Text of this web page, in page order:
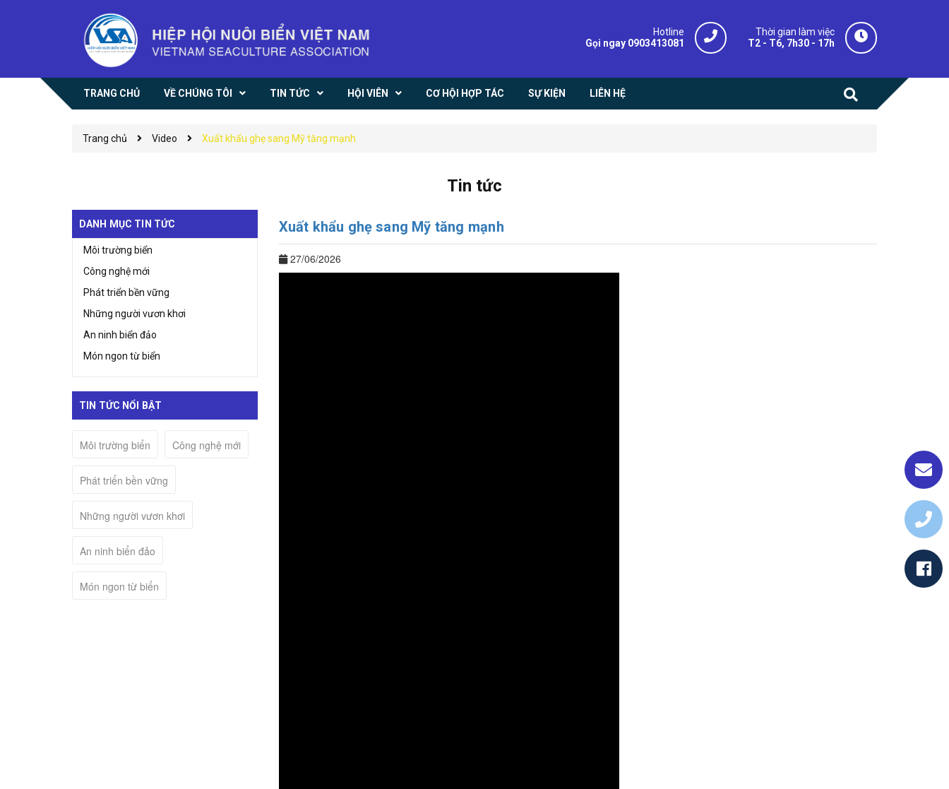
Thời gian làm việc
T2 - T6, 7h30 - 17h
Hotline
Gọi ngay 0903413081
TRANG CHỦ VỀ CHÚNG TÔI TIN TỨC HỘI VIÊN CƠ HỘI HỢP TÁC SỰ KIỆN LIÊN HỆ
Trang chủ Video Xuất khẩu ghẹ sang Mỹ tăng mạnh
Tin tức
Xuất khẩu ghẹ sang Mỹ tăng mạnh
27/06/2026
DANH MỤC TIN TỨC
Môi trường biển
Công nghệ mới
Phát triển bền vững
Những người vươn khơi
An ninh biển đảo
Món ngon từ biển
TIN TỨC NỔI BẬT
Môi trường biển Công nghệ mới
Phát triển bền vững
Những người vươn khơi
An ninh biển đảo
Món ngon từ biển